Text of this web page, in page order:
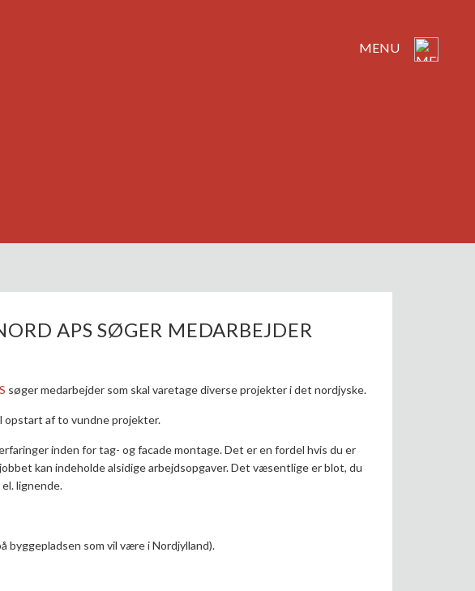
MENU
APS SØGER MEDARBEJDER
søger medarbejder som skal varetage diverse projekter i det nordjyske.
opstart af to vundne projekter.
inden for tag- og facade montage. Det er en fordel hvis du er
kan indeholde alsidige arbejdsopgaver. Det væsentlige er blot, du
lignende.
byggepladsen som vil være i Nordjylland).